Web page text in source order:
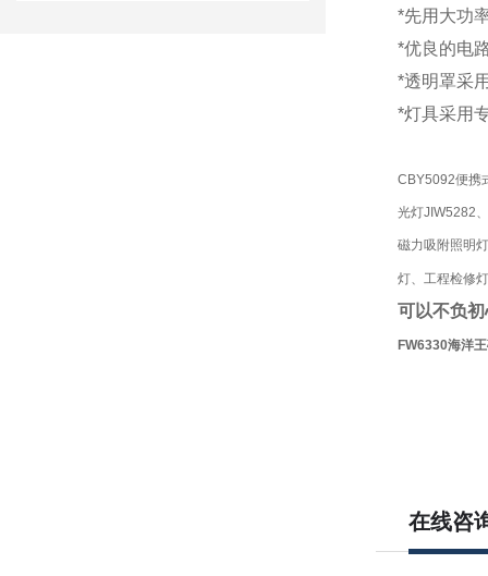
*先用大功
*优良的电
*透明罩采
*灯具采用
CBY5092便携
光灯JIW5282
磁力吸附照明
灯、工程检修灯
可以不负
FW6330海洋
在线咨